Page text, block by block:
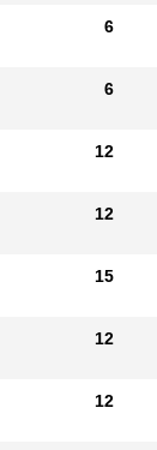
6
6
12
12
15
12
12